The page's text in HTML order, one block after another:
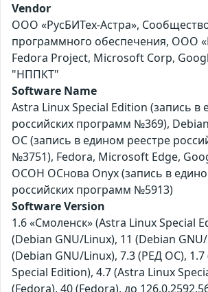
Vendor
ООО «РусБИТех-Астра»,
программного обеспечения, ООО
Fedora Project, Microsoft Corp,
"НППКТ"
Software Name
Astra Linux Special Edition (запись в
российских программ №369),
ОС (запись в едином реестре
№3751), Fedora, Microsoft Edge,
ОСОН ОСнова Оnyx (запись в
российских программ №5913)
Software Version
1.6 «Смоленск» (Astra Linux Special
(Debian GNU/Linux), 11 (Debian
(Debian GNU/Linux), 7.3 (РЕД ОС),
Special Edition), 4.7 (Astra Linux
(Fedora), 40 (Fedora), до